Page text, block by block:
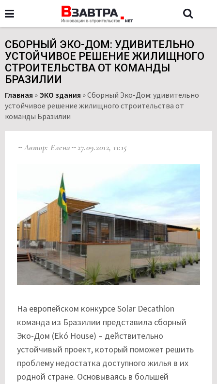
СБОРНЫЙ ЭКО-ДОМ: УДИВИТЕЛЬНО
УСТОЙЧИВОЕ РЕШЕНИЕ ЖИЛИЩНОГО
СТРОИТЕЛЬСТВА ОТ КОМАНДЫ
БРАЗИЛИИ
Главная » ЭКО здания »Сборный Эко-Дом: удивительно
устойчивое решение жилищного строительства от
команды Бразилии
Автор: Елена 27.09.2012, 11:15
На европейском конкурсе Solar Decathlon
команда из Бразилии представила сборный
Эко-Дом (Ekó House) – действительно
устойчивый проект, который поможет решить
проблему недостатка доступного жилья в их
родной стране. Основываясь в большей